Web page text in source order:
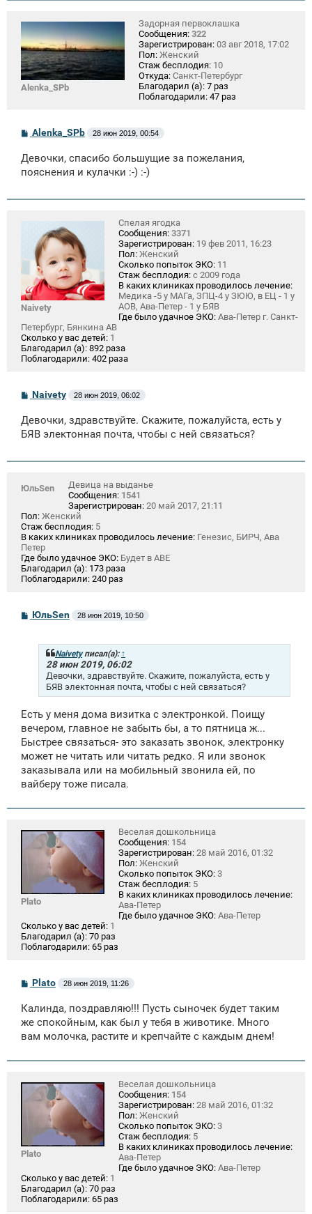
Alenka_SPb
Задорная первоклашка
Сообщения: 322
Зарегистрирован: 03 авг 2018, 17:02
Пол: Женский
Стаж бесплодия: 10
Откуда: Санкт-Петербург
Благодарил (а): 7 раз
Поблагодарили: 47 раз
С
б
щ
и
Alenka_SPb 28 июн 2019, 00:54
Девочки, спасибо большущие за пожелания,
пояснения и кулачки :-) :-)
Naivety
Спелая ягодка
Сообщения: 3371
Зарегистрирован: 19 фев 2011, 16:23
Пол: Женский
Сколько попыток ЭКО: 11
Стаж бесплодия: с 2009 года
В каких клиниках проводилось лечение:
Медика -5 у МАГа, ЗПЦ-4 у ЗЮЮ, в ЕЦ - 1 у
АОВ, Ава-Петер - 1 у БЯВ
Где было удачное ЭКО: Ава-Петер г. Санкт-
Петербург, Бянкина АВ
Сколько у вас детей: 1
Благодарил (а): 892 раза
Поблагодарили: 402 раза
С
б
щ
и
Naivety 28 июн 2019, 06:02
Девочки, здравствуйте. Скажите, пожалуйста, есть у
БЯВ электонная почта, чтобы с ней связаться?
ЮльSen
Девица на выданье
Сообщения: 1541
Зарегистрирован: 20 май 2017, 21:11
Пол: Женский
Стаж бесплодия: 5
В каких клиниках проводилось лечение: Генезис, БИРЧ, Ава
Петер
Где было удачное ЭКО: Будет в АВЕ
Благодарил (а): 173 раза
Поблагодарили: 240 раз
СЮльSen 28 июн 2019, 10:50
Naivetyписал(а): ↑
28 июн 2019, 06:02
Девочки, здравствуйте. Скажите, пожалуйста, есть у
БЯВ электонная почта, чтобы с ней связаться?
Есть у меня дома визитка с электронкой. Поищу
вечером, главное не забыть бы, а то пятница ж...
Быстрее связаться- это заказать звонок, электронку
может не читать или читать редко. Я или звонок
заказывала или на мобильный звонила ей, по
вайберу тоже писала.
Plato
Веселая дошкольница
Сообщения: 154
Зарегистрирован: 28 май 2016, 01:32
Пол: Женский
Сколько попыток ЭКО: 3
Стаж бесплодия: 5
В каких клиниках проводилось лечение:
Ава-Петер
Где было удачное ЭКО: Ава-Петер
Сколько у вас детей: 1
Благодарил (а): 70 раз
Поблагодарили: 65 раз
С
о
б
щ
н
е
Plato 28 июн 2019, 11:26
Калинда, поздравляю!!! Пусть сыночек будет таким
же спокойным, как был у тебя в животике. Много
вам молочка, растите и крепчайте с каждым днем!
Plato
Веселая дошкольница
Сообщения: 154
Зарегистрирован: 28 май 2016, 01:32
Пол: Женский
Сколько попыток ЭКО: 3
Стаж бесплодия: 5
В каких клиниках проводилось лечение:
Ава-Петер
Где было удачное ЭКО: Ава-Петер
Сколько у вас детей: 1
Благодарил (а): 70 раз
Поблагодарили: 65 раз